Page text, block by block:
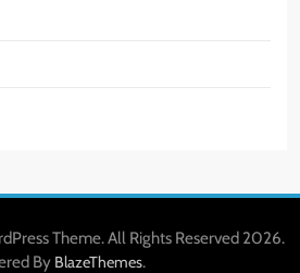
Theme. All Rights Reserved 2026.
By BlazeThemes.